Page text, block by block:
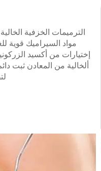
الترميمات الخزفية
مواد السيراميك قوية
إختيارات من أكسيد
ألخالية من المعادن ثبت